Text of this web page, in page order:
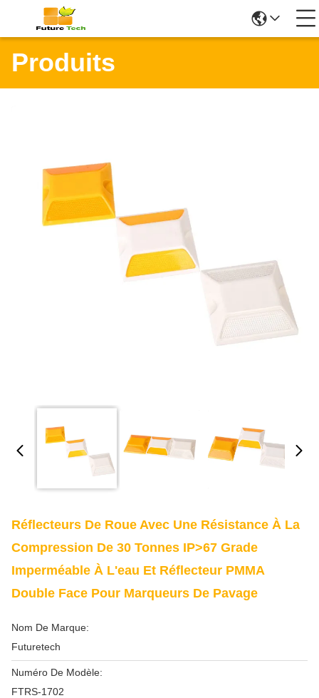
Produits
Réflecteurs De Roue Avec Une Résistance À La
Compression De 30 Tonnes IP>67 Grade
Imperméable À L'eau Et Réflecteur PMMA
Double Face Pour Marqueurs De Pavage
Nom De Marque:
Futuretech
Numéro De Modèle:
FTRS-1702